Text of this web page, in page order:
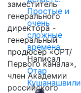
Простые и
очень
сложные
времена…
Написал
Отар
Кушанашвили
заместитель
генерального
директора -
генеральный
продюсер «ОРТ/
Первого канала»,
член Академии
российского